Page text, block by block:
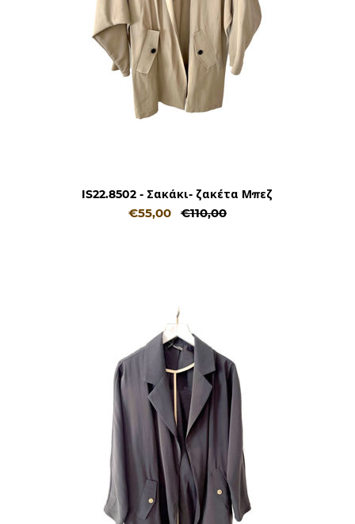
IS22.8502 - Σακάκι- ζακέτα Μπεζ
€55,00 €110,00